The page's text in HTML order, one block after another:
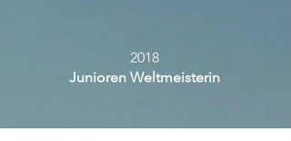
2018
Junioren Weltmeisterin